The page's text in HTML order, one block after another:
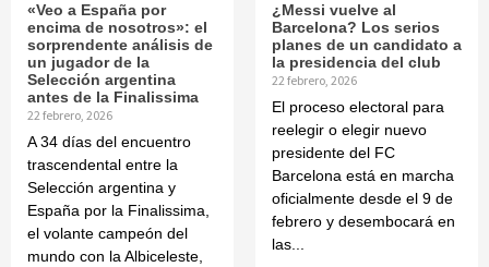
«Veo a España por
encima de nosotros»: el
sorprendente análisis de
un jugador de la
Selección argentina
antes de la Finalissima
22 febrero, 2026
A 34 días del encuentro
trascendental entre la
Selección argentina y
España por la Finalissima,
el volante campeón del
mundo con la Albiceleste,
¿Messi vuelve al
Barcelona? Los serios
planes de un candidato a
la presidencia del club
22 febrero, 2026
El proceso electoral para
reelegir o elegir nuevo
presidente del FC
Barcelona está en marcha
oficialmente desde el 9 de
febrero y desembocará en
las...